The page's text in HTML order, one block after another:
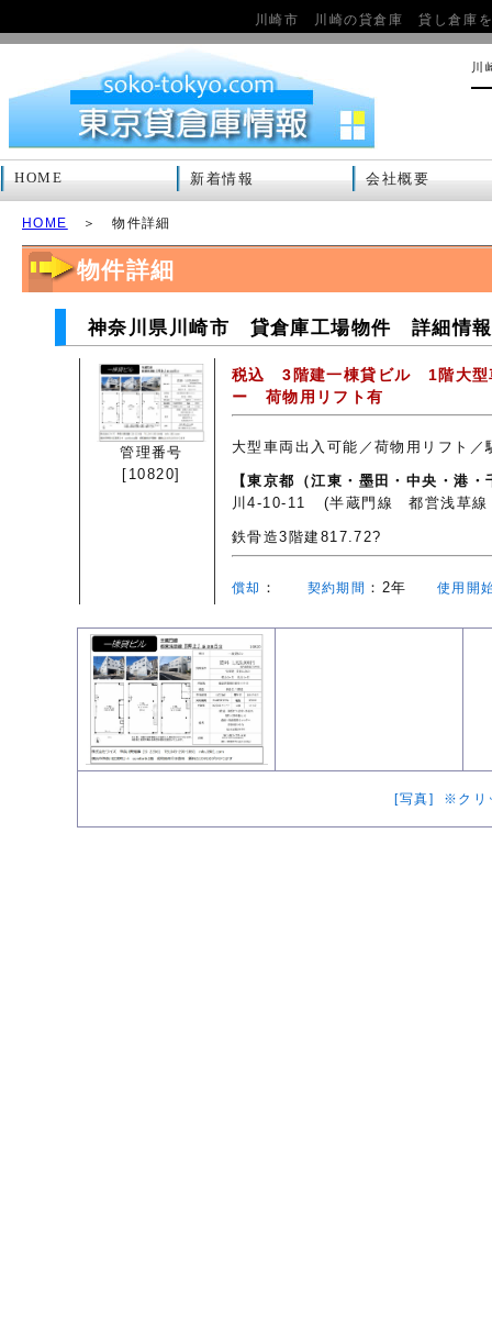
川崎市 川崎の貸倉庫 貸し倉庫
川
HOME 新着情報 会社概要
HOME ＞ 物件詳細
物件詳細
神奈川県川崎市 貸倉庫工場物件 詳細情
管理番号
[10820]
税込 3階建一棟貸ビル 1階大型
ー 荷物用リフト有
大型車両出入可能／荷物用リフト
【東京都（江東・墨田・中央・港
川4-10-11 (半蔵門線 都営浅草
鉄骨造3階建817.72?
償却 ： 契約期間 ：2年 使用開
[写真] ※クリ